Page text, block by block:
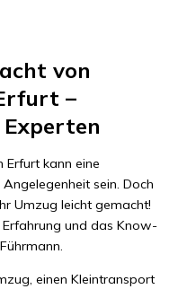
von
–
Erfurt kann eine
sein. Doch
Umzug leicht gemacht!
und das Know-
einen Kleintransport